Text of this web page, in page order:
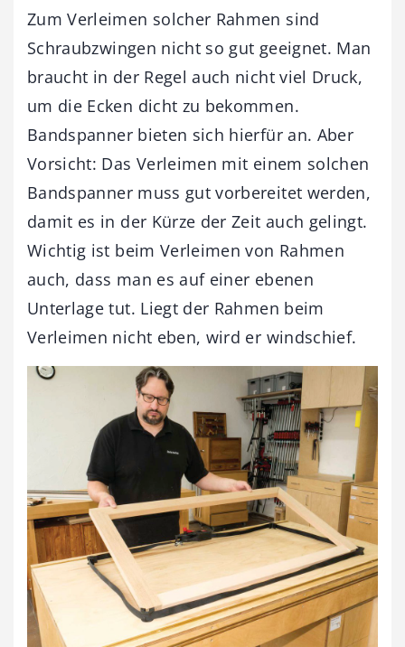
Zum Verleimen solcher Rahmen sind
Schraubzwingen nicht so gut geeignet. Man
braucht in der Regel auch nicht viel Druck,
um die Ecken dicht zu bekommen.
Bandspanner bieten sich hierfür an. Aber
Vorsicht: Das Verleimen mit einem solchen
Bandspanner muss gut vorbereitet werden,
damit es in der Kürze der Zeit auch gelingt.
Wichtig ist beim Verleimen von Rahmen
auch, dass man es auf einer ebenen
Unterlage tut. Liegt der Rahmen beim
Verleimen nicht eben, wird er windschief.